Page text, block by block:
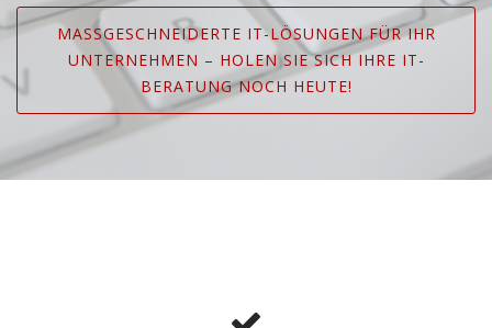
MASSGESCHNEIDERTE IT-LÖSUNGEN FÜR IHR U
NTERNEHMEN – HOLEN SIE SICH IHRE IT-B
ERATUNG NOCH HEUTE!